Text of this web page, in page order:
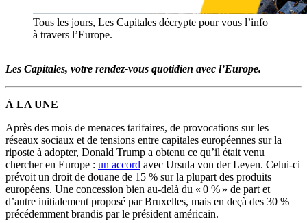
Tous les jours, Les Capitales décrypte pour vous l’info
à travers l’Europe.
Les Capitales, votre rendez-vous quotidien avec l’Europe.
À LA UNE
Après des mois de menaces tarifaires, de provocations sur les
réseaux sociaux et de tensions entre capitales européennes sur la
riposte à adopter, Donald Trump a obtenu ce qu’il était venu
chercher en Europe : un accord avec Ursula von der Leyen. Celui-ci
prévoit un droit de douane de 15 % sur la plupart des produits
européens. Une concession bien au-delà du « 0 % » de part et
d’autre initialement proposé par Bruxelles, mais en deçà des 30 %
précédemment brandis par le président américain.